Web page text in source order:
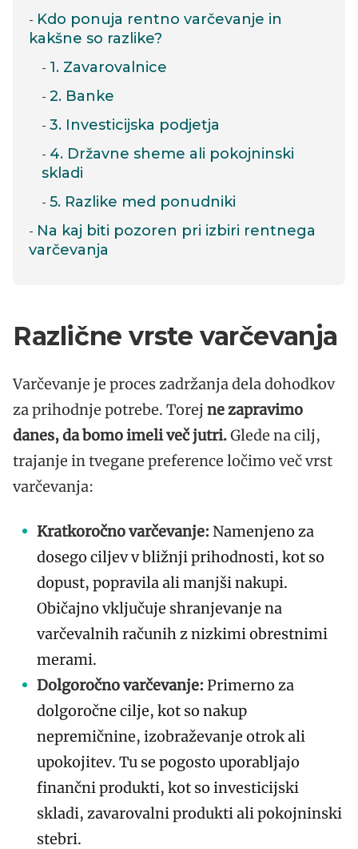
Kdo ponuja rentno varčevanje in
kakšne so razlike?
1. Zavarovalnice
2. Banke
3. Investicijska podjetja
4. Državne sheme ali pokojninski
skladi
5. Razlike med ponudniki
Na kaj biti pozoren pri izbiri rentnega
varčevanja
Različne vrste varčevanja
Varčevanje je proces zadržanja dela dohodkov
za prihodnje potrebe. Torej ne zapravimo
danes, da bomo imeli več jutri.Glede na cilj,
trajanje in tvegane preference ločimo več vrst
varčevanja:
Kratkoročno varčevanje: Namenjeno za
dosego ciljev v bližnji prihodnosti, kot so
dopust, popravila ali manjši nakupi.
Običajno vključuje shranjevanje na
varčevalnih računih z nizkimi obrestnimi
merami.
Dolgoročno varčevanje: Primerno za
dolgoročne cilje, kot so nakup
nepremičnine, izobraževanje otrok ali
upokojitev. Tu se pogosto uporabljajo
finančni produkti, kot so investicijski
skladi, zavarovalni produkti ali pokojninski
stebri.